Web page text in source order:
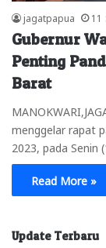
jagatpapua 11
Gubernur
Penting
Barat
menggelar rapat
2023, pada Senin
Read More »
Update Terbaru